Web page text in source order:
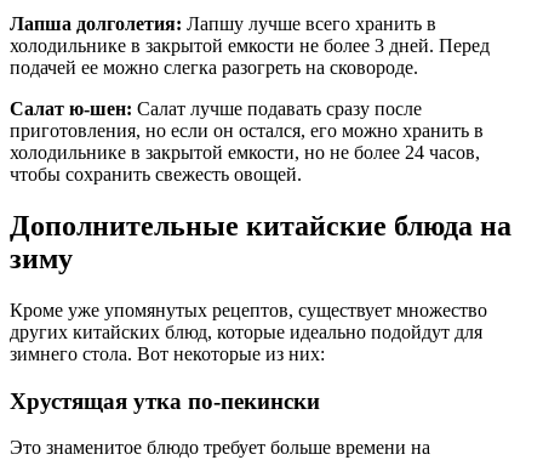
Лапша долголетия: Лапшу лучше всего хранить в
холодильнике в закрытой емкости не более 3 дней. Перед
подачей ее можно слегка разогреть на сковороде.
Салат ю-шен: Салат лучше подавать сразу после
приготовления, но если он остался, его можно хранить в
холодильнике в закрытой емкости, но не более 24 часов,
чтобы сохранить свежесть овощей.
Дополнительные китайские блюда на
зиму
Кроме уже упомянутых рецептов, существует множество
других китайских блюд, которые идеально подойдут для
зимнего стола. Вот некоторые из них:
Хрустящая утка по-пекински
Это знаменитое блюдо требует больше времени на